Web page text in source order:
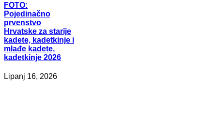
FOTO:
Pojedinačno
prvenstvo
Hrvatske za starije
kadete, kadetkinje i
mlađe kadete,
kadetkinje 2026
Lipanj 16, 2026